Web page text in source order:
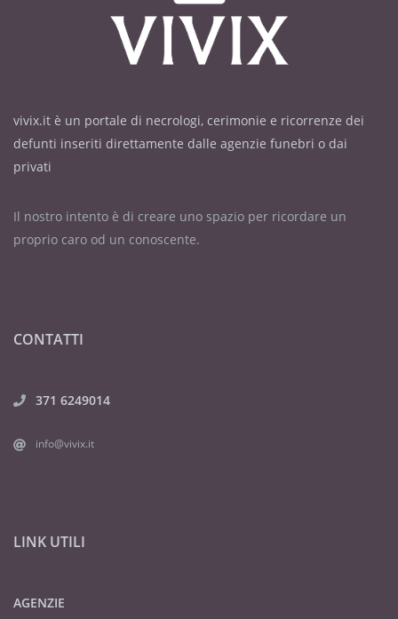
vivix.it è un portale di necrologi, cerimonie e ricorrenze dei
defunti inseriti direttamente dalle agenzie funebri o dai
privati
Il nostro intento è di creare uno spazio per ricordare un
proprio caro od un conoscente.
CONTATTI
371 6249014
info@vivix.it
LINK UTILI
AGENZIE